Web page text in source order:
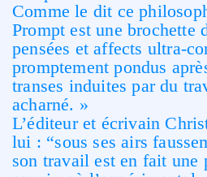
Comme le dit ce
Prompt est une brochette
pensées et affects ultra-
promptement pondus
transes induites par du
acharné. »
L’éditeur et écrivain
lui : “sous ses airs
son travail est en fait une